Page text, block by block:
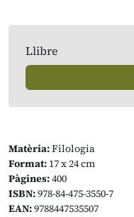
Matèria:Filologia
Format: 17 x 24 cm
Pàgines:400
ISBN:978-84-475-3550-7
EAN:9788447535507
Llibre